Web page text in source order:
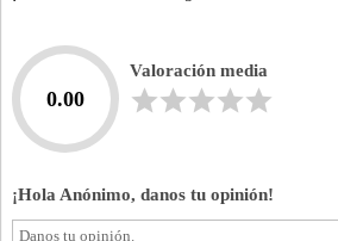
0.00
Valoración media
¡Hola Anónimo, danos tu opinión!